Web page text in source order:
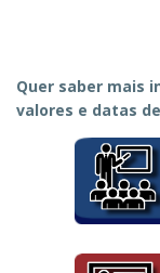
Quer saber mais
valores e datas